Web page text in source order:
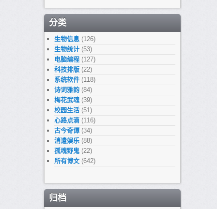
分类
生物信息 (126)
生物统计(53)
电脑编程(127)
科技排版(22)
系统软件(118)
诗词雅韵(84)
梅花武魂(39)
校园生活(51)
心路点滴(116)
古今奇谭(34)
消遣娱乐(88)
孤魂野鬼 (22)
所有博文(642)
归档